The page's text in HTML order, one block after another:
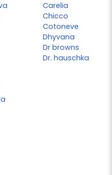
Carelia
Chicco
Cotoneve
Dhyvana
Dr browns
Dr. hauschka